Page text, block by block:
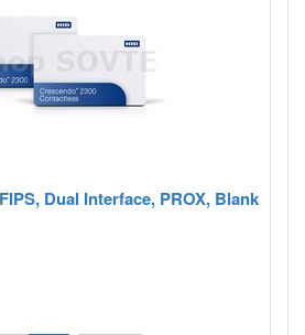
Dual Interface, PROX, Blank